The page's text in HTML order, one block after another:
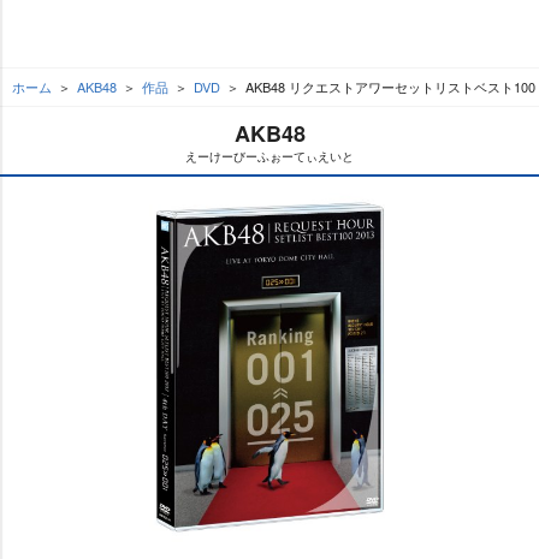
ホーム AKB48 作品 DVD AKB48 リクエストアワーセットリストベスト
AKB48
えーけーびーふぉーてぃえいと